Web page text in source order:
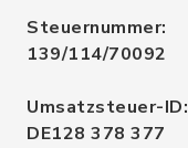
Steuernummer:
139/114/70092
Umsatzsteuer-ID:
DE128 378 377